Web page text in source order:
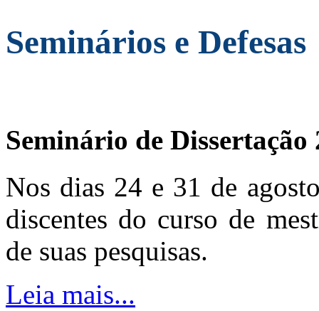
Seminários e Defesas
Seminário de Dissertação
Nos dias 24 e 31 de
discentes do curso de
de suas pesquisas.
Leia mais...